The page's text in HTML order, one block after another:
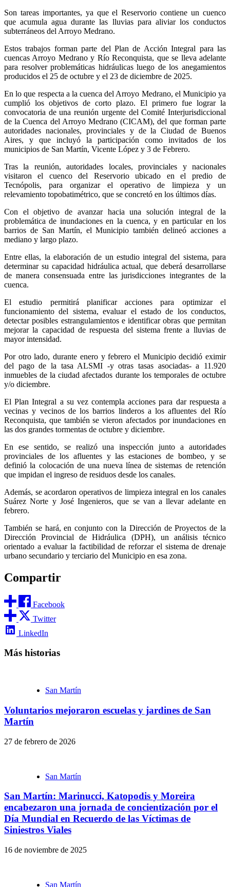
Son tareas importantes, ya que el Reservorio contiene un cuenco
que acumula agua durante las lluvias para aliviar los conductos
subterráneos del Arroyo Medrano.
Estos trabajos forman parte del Plan de Acción Integral para las
cuencas Arroyo Medrano y Río Reconquista, que se lleva adelante
para resolver problemáticas hidráulicas luego de los anegamientos
producidos el 25 de octubre y el 23 de diciembre de 2025.
En lo que respecta a la cuenca del Arroyo Medrano, el Municipio ya
cumplió los objetivos de corto plazo. El primero fue lograr la
convocatoria de una reunión urgente del Comité Interjurisdiccional
de la Cuenca del Arroyo Medrano (CICAM), del que forman parte
autoridades nacionales, provinciales y de la Ciudad de Buenos
Aires, y que incluyó la participación como invitados de los
municipios de San Martín, Vicente López y 3 de Febrero.
Tras la reunión, autoridades locales, provinciales y nacionales
visitaron el cuenco del Reservorio ubicado en el predio de
Tecnópolis, para organizar el operativo de limpieza y un
relevamiento topobatimétrico, que se concretó en los últimos días.
Con el objetivo de avanzar hacia una solución integral de la
problemática de inundaciones en la cuenca, y en particular en los
barrios de San Martín, el Municipio también delineó acciones a
mediano y largo plazo.
Entre ellas, la elaboración de un estudio integral del sistema, para
determinar su capacidad hidráulica actual, que deberá desarrollarse
de manera consensuada entre las jurisdicciones integrantes de la
cuenca.
El estudio permitirá planificar acciones para optimizar el
funcionamiento del sistema, evaluar el estado de los conductos,
detectar posibles estrangulamientos e identificar obras que permitan
mejorar la capacidad de respuesta del sistema frente a lluvias de
mayor intensidad.
Por otro lado, durante enero y febrero el Municipio decidió eximir
del pago de la tasa ALSMI -y otras tasas asociadas- a 11.920
inmuebles de la ciudad afectados durante los temporales de octubre
y/o diciembre.
El Plan Integral a su vez contempla acciones para dar respuesta a
vecinas y vecinos de los barrios linderos a los afluentes del Río
Reconquista, que también se vieron afectados por inundaciones en
las dos grandes tormentas de octubre y diciembre.
En ese sentido, se realizó una inspección junto a autoridades
provinciales de los afluentes y las estaciones de bombeo, y se
definió la colocación de una nueva línea de sistemas de retención
que impidan el ingreso de residuos desde los canales.
Además, se acordaron operativos de limpieza integral en los canales
Suárez Norte y José Ingenieros, que se van a llevar adelante en
febrero.
También se hará, en conjunto con la Dirección de Proyectos de la
Dirección Provincial de Hidráulica (DPH), un análisis técnico
orientado a evaluar la factibilidad de reforzar el sistema de drenaje
urbano secundario y terciario del Municipio en esa zona.
Compartir
Facebook
Twitter
LinkedIn
Más historias
San Martín
Voluntarios mejoraron escuelas y jardines de San
Martín
27 de febrero de 2026
San Martín
San Martín: Marinucci, Katopodis y Moreira
encabezaron una jornada de concientización por el
Día Mundial en Recuerdo de las Víctimas de
Siniestros Viales
16 de noviembre de 2025
San Martín